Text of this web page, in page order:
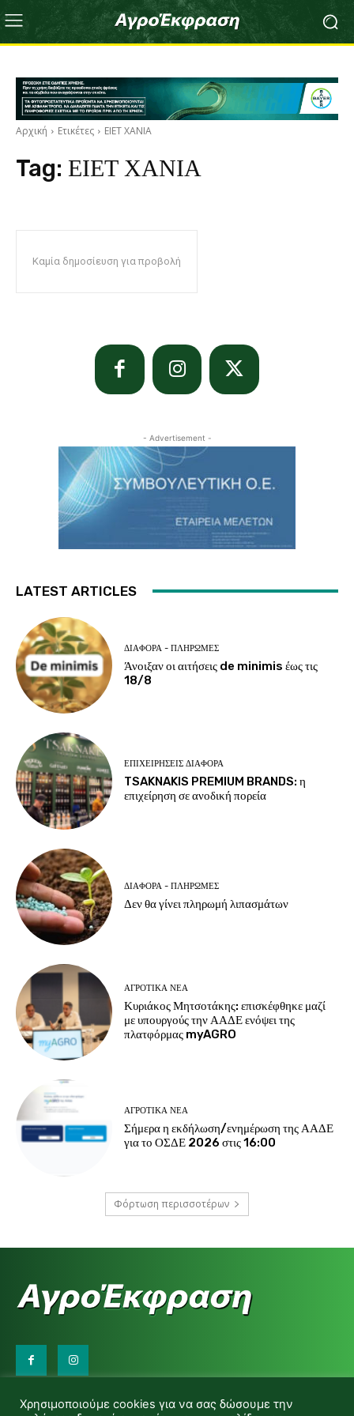
Αρχική Ετικέτες ΕΙΕΤ ΧΑΝΙΑ
Tag: ΕΙΕΤ ΧΑΝΙΑ
Καμία δημοσίευση για προβολή
- Advertisement -
LATEST ARTICLES
ΔΙΆΦΟΡΑ - ΠΛΗΡΩΜΈΣ
Άνοιξαν οι αιτήσεις de minimis έως τις
18/8
ΕΠΙΧΕΙΡΉΣΕΙΣ ΔΙΆΦΟΡΑ
TSAKNAKIS PREMIUM BRANDS: η
επιχείρηση σε ανοδική πορεία
ΔΙΆΦΟΡΑ - ΠΛΗΡΩΜΈΣ
Δεν θα γίνει πληρωμή λιπασμάτων
ΑΓΡΟΤΙΚΆ ΝΈΑ
Κυριάκος Μητσοτάκης: επισκέφθηκε μαζί
με υπουργούς την ΑΑΔΕ ενόψει της
πλατφόρμας myAGRO
ΑΓΡΟΤΙΚΆ ΝΈΑ
Σήμερα η εκδήλωση/ενημέρωση της ΑΑΔΕ
για το ΟΣΔΕ 2026 στις 16:00
Φόρτωση περισσοτέρων
d.makas@yahoo.gr
Χρησιμοποιούμε cookies για να σας δώσουμε την